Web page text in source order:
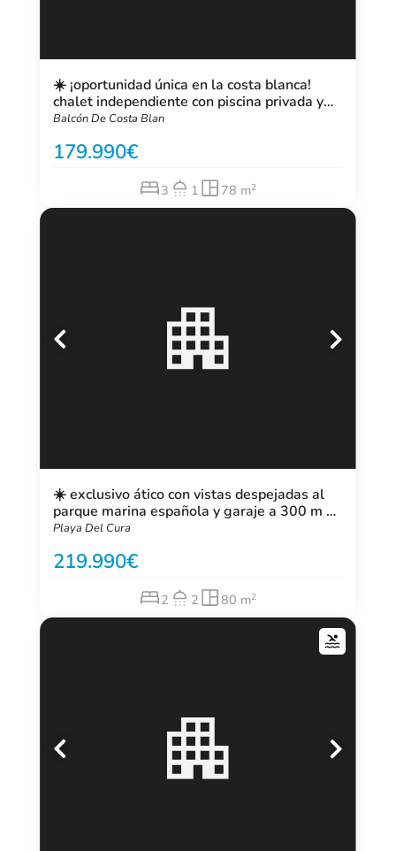
☀️ ¡oportunidad única en la costa blanca!
chalet independiente con piscina privada y
solárium por solo 179.990 €
Balcón De Costa Blan
179.990
3 1 78 m2
☀️ exclusivo ático con vistas despejadas al
parque marina española y garaje a 300 m de
la playa del cura
Playa Del Cura
219.990
2 2 80 m2